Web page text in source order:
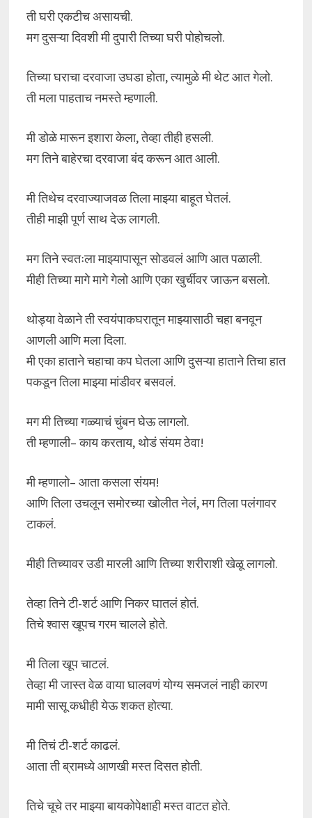
ती घरी एकटीच असायची.
मग दुसऱ्या दिवशी मी दुपारी तिच्या घरी पोहोचलो.
तिच्या घराचा दरवाजा उघडा होता, त्यामुळे मी थेट आत गेलो.
ती मला पाहताच नमस्ते म्हणाली.
मी डोळे मारून इशारा केला, तेव्हा तीही हसली.
मग तिने बाहेरचा दरवाजा बंद करून आत आली.
मी तिथेच दरवाज्याजवळ तिला माझ्या बाहूत घेतलं.
तीही माझी पूर्ण साथ देऊ लागली.
मग तिने स्वतःला माझ्यापासून सोडवलं आणि आत पळाली.
मीही तिच्या मागे मागे गेलो आणि एका खुर्चीवर जाऊन बसलो.
थोड्या वेळाने ती स्वयंपाकघरातून माझ्यासाठी चहा बनवून
आणली आणि मला दिला.
मी एका हाताने चहाचा कप घेतला आणि दुसऱ्या हाताने तिचा हात
पकडून तिला माझ्या मांडीवर बसवलं.
मग मी तिच्या गळ्याचं चुंबन घेऊ लागलो.
ती म्हणाली– काय करताय, थोडं संयम ठेवा!
मी म्हणालो– आता कसला संयम!
आणि तिला उचलून समोरच्या खोलीत नेलं, मग तिला पलंगावर
टाकलं.
मीही तिच्यावर उडी मारली आणि तिच्या शरीराशी खेळू लागलो.
तेव्हा तिने टी-शर्ट आणि निकर घातलं होतं.
तिचे श्वास खूपच गरम चालले होते.
मी तिला खूप चाटलं.
तेव्हा मी जास्त वेळ वाया घालवणं योग्य समजलं नाही कारण
मामी सासू कधीही येऊ शकत होत्या.
मी तिचं टी-शर्ट काढलं.
आता ती ब्रामध्ये आणखी मस्त दिसत होती.
तिचे चूचे तर माझ्या बायकोपेक्षाही मस्त वाटत होते.